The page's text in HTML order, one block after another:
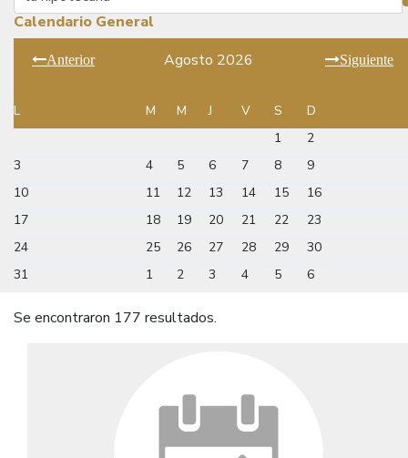
Calendario General
Anterior Agosto 2026 Siguiente
L M M J V S
D
1
2
3
4 5 6 7 8
9
10
11 12 13 14 15
16
17
18 19 20 21 22
23
24
25 26 27 28 29
30
31
1 2 3 4 5 6
Se encontraron 177 resultados.